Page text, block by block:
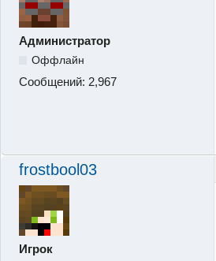
Администратор
Оффлайн
Сообщений: 2,967
frostbool03
Игрок